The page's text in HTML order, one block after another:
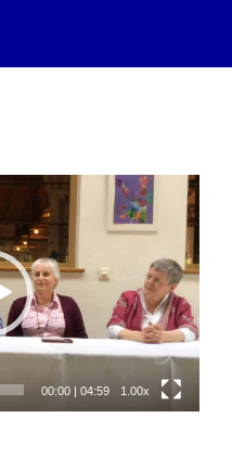
00:00 04:59 1.00x